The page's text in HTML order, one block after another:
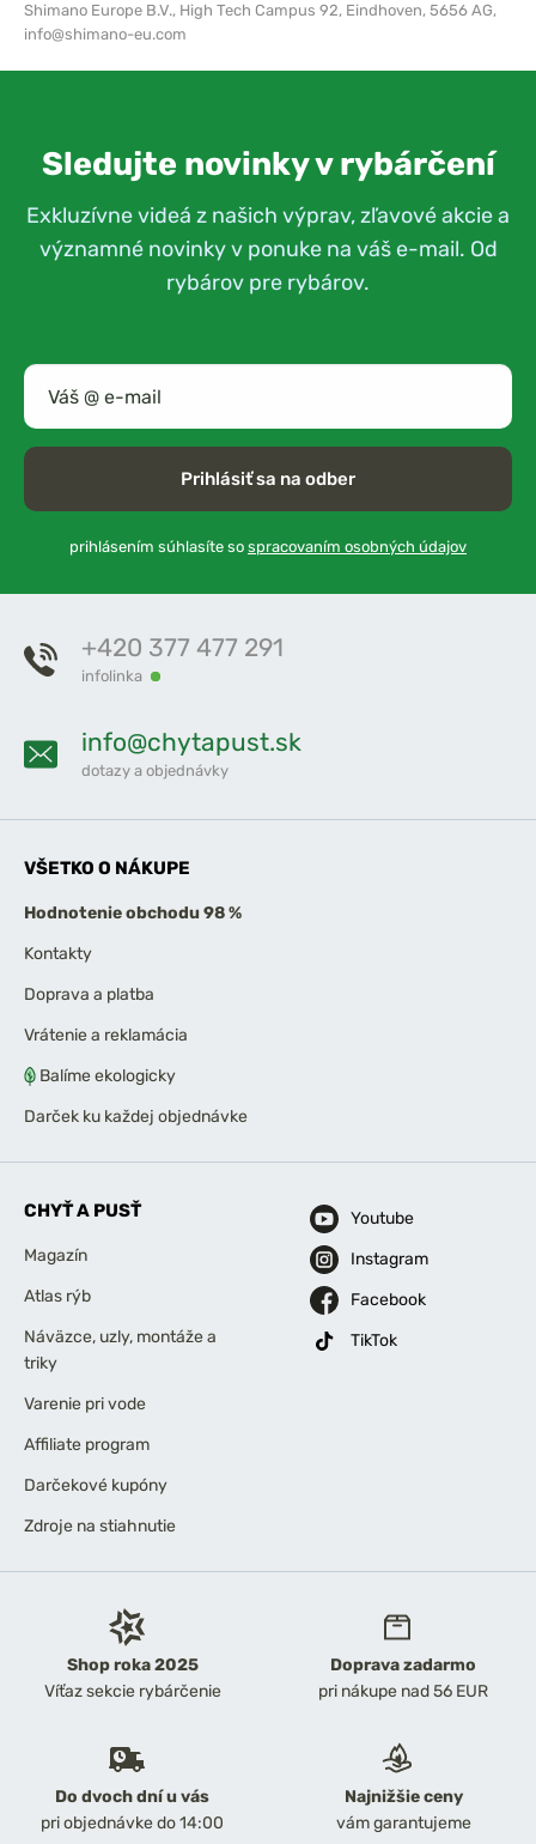
Shimano Europe B.V., High Tech Campus 92, Eindhoven, 5656 AG,
info@shimano-eu.com
Sledujte novinky v rybárčení
Exkluzívne videá z našich výprav, zľavové akcie a
významné novinky v ponuke na váš e-mail. Od
rybárov pre rybárov.
Prihlásiť sa na odber
prihlásením súhlasíte so spracovaním osobných údajov
Shop roka 2025
Víťaz sekcie rybárčenie
Doprava zadarmo
pri nákupe nad 56 EUR
Do dvoch dní u vás
pri objednávke do 14:00
Najnižšie ceny
vám garantujeme
+420 377 477 291
infolinka
info@chytapust.sk
dotazy a objednávky
VŠETKO O NÁKUPE
Hodnotenie obchodu 98 %
Kontakty
Doprava a platba
Vrátenie a reklamácia
Balíme ekologicky
Darček ku každej objednávke
CHYŤ A PUSŤ
Magazín
Atlas rýb
Náväzce, uzly, montáže a
triky
Varenie pri vode
Affiliate program
Darčekové kupóny
Zdroje na stiahnutie
Youtube
Instagram
Facebook
TikTok